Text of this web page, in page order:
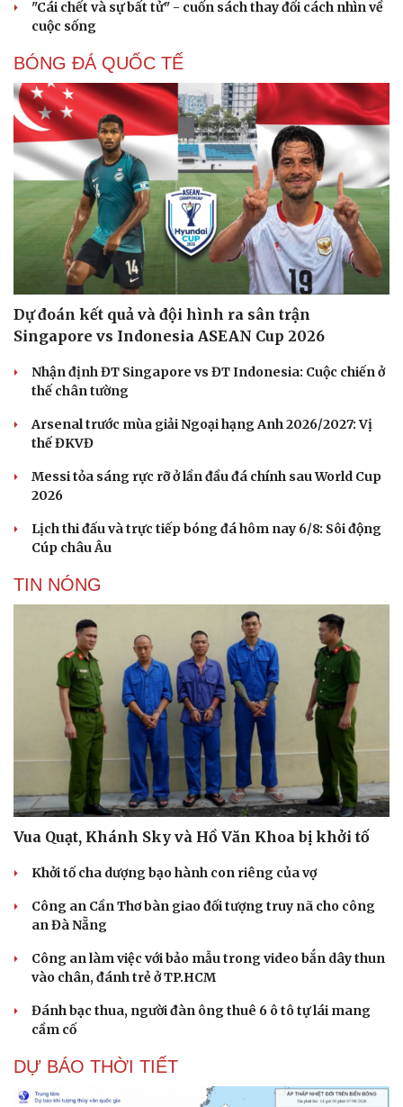
Du lịch
Tư vấn
Cửa sổ tình yêu
Kể chuyện cho bé
Hạt giống tâm hồn
"Cái chết và sự bất tử" - cuốn sách thay đổi cách nhìn về
cuộc sống
BÓNG ĐÁ QUỐC TẾ
Dự đoán kết quả và đội hình ra sân trận
Singapore vs Indonesia ASEAN Cup 2026
Nhận định ĐT Singapore vs ĐT Indonesia: Cuộc chiến ở
thế chân tường
Arsenal trước mùa giải Ngoại hạng Anh 2026/2027: Vị
thế ĐKVĐ
Messi tỏa sáng rực rỡ ở lần đầu đá chính sau World Cup
2026
Lịch thi đấu và trực tiếp bóng đá hôm nay 6/8: Sôi động
Cúp châu Âu
TIN NÓNG
Vua Quạt, Khánh Sky và Hồ Văn Khoa bị khởi tố
Khởi tố cha dượng bạo hành con riêng của vợ
Công an Cần Thơ bàn giao đối tượng truy nã cho công
an Đà Nẵng
Công an làm việc với bảo mẫu trong video bắn dây thun
vào chân, đánh trẻ ở TP.HCM
Đánh bạc thua, người đàn ông thuê 6 ô tô tự lái mang
cầm cố
DỰ BÁO THỜI TIẾT